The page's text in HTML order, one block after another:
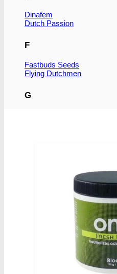
Dinafem
Dutch Passion
F
Fastbuds Seeds
Flying Dutchmen
G